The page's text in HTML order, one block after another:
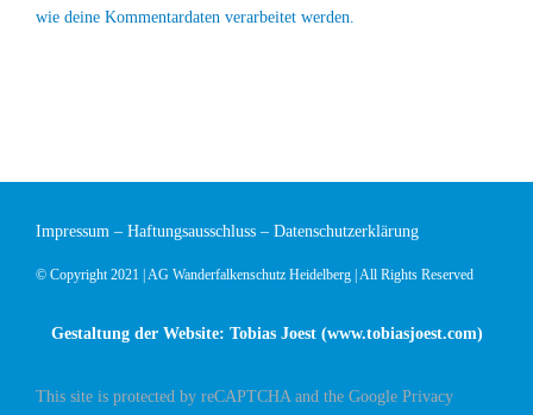
wie deine Kommentardaten verarbeitet werden.
Impressum – Haftungsausschluss – Datenschutzerklärung
© Copyright 2021 | AG Wanderfalkenschutz Heidelberg | All Rights Reserved
Gestaltung der Website: Tobias Joest (www.tobiasjoest.com)
This site is protected by reCAPTCHA and the Google Privacy